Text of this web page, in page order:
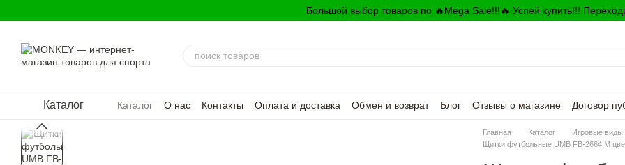
Большой выбор товаров по 🔥Mega Sale!!!🔥 Успей купить!!!
Каталог Каталог О нас Контакты Оплата и доставка Обмен и возврат Блог Отзывы о магазине
Договор
Главная Каталог
Игровые виды
Щитки футбольные UMB FB-2664 М